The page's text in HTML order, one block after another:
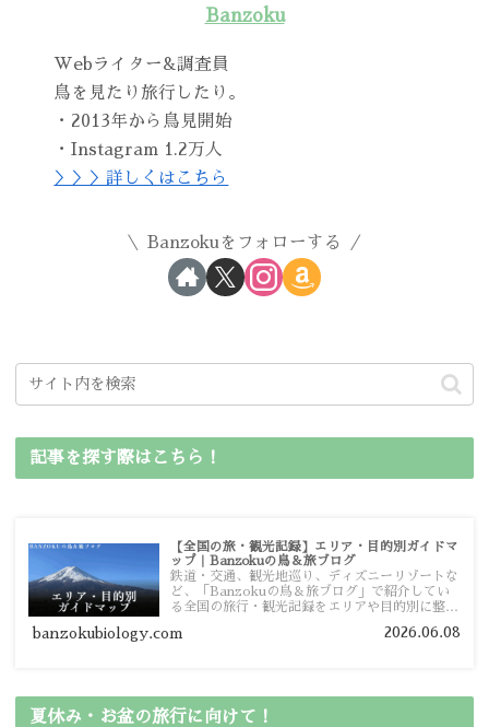
Banzoku
Webライター&調査員
鳥を見たり旅行したり。
・2013年から鳥見開始
・Instagram 1.2万人
＞＞＞詳しくはこちら
Banzokuをフォローする
記事を探す際はこちら！
【全国の旅・観光記録】エリア・目的別ガイドマ
ップ｜Banzokuの鳥＆旅ブログ
鉄道・交通、観光地巡り、ディズニーリゾートな
ど、「Banzokuの鳥＆旅ブログ」で紹介してい
る全国の旅行・観光記録をエリアや目的別に整理
ガイドマップからスムーズに見つけていただけま
banzokubiology.com 2026.06.08
夏休み・お盆の旅行に向けて！